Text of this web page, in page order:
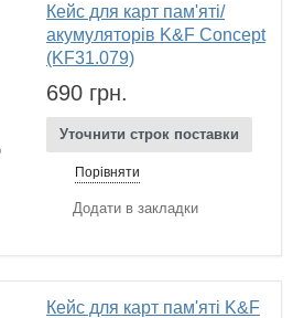
Кейс для карт пам'яті/
акумуляторів K&F Concept
(KF31.079)
690 грн.
Уточнити строк поставки
Порівняти
Додати в закладки
Кейс для карт пам'яті K&F